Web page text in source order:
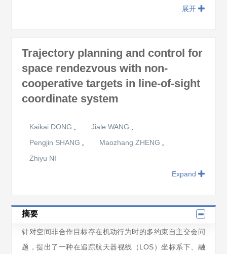
展开
Trajectory planning and control for
space rendezvous with non-
cooperative targets in line-of-sight
coordinate system
Kaikai DONG , Jiale WANG ,
Pengjin SHANG , Maozhang ZHENG ,
Zhiyu NI
Expand
摘要
针对空间非合作目标存在机动行为时的多约束自主交会问
题，提出了一种在追踪航天器视线（LOS）坐标系下、融